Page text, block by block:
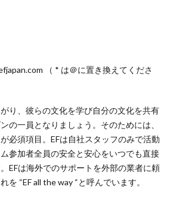
（ * は＠に置き換えてくださ
り、彼らの文化を学び自分の文化を共有
の一員となりましょう。そのためには、
必須項目。EFは自社スタッフのみで活動
参加者全員の安全と安心をいつでも直接
EFは海外でのサポートを外部の業者に頼
を “EF all the way “と呼んでいます。